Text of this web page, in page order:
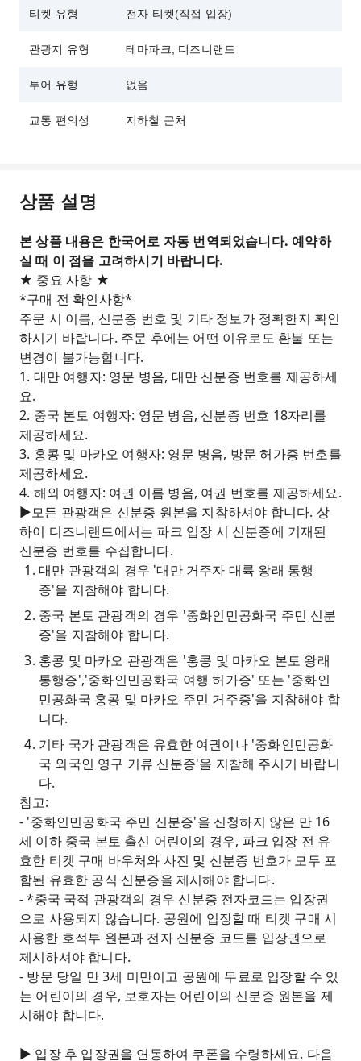
티켓 유형 전자 티켓(직접 입장)
관광지 유형 테마파크, 디즈니랜드
투어 유형 없음
교통 편의성 지하철 근처
상품 설명
본 상품 내용은 한국어로 자동 번역되었습니다. 예약하
실 때 이 점을 고려하시기 바랍니다.
★ 중요 사항 ★
*구매 전 확인사항*
주문 시 이름, 신분증 번호 및 기타 정보가 정확한지 확인
하시기 바랍니다. 주문 후에는 어떤 이유로도 환불 또는
변경이 불가능합니다.
1. 대만 여행자: 영문 병음, 대만 신분증 번호를 제공하세
요.
2. 중국 본토 여행자: 영문 병음, 신분증 번호 18자리를
제공하세요.
3. 홍콩 및 마카오 여행자: 영문 병음, 방문 허가증 번호를
제공하세요.
4. 해외 여행자: 여권 이름 병음, 여권 번호를 제공하세요.
▶모든 관광객은 신분증 원본을 지참하셔야 합니다. 상
하이 디즈니랜드에서는 파크 입장 시 신분증에 기재된
신분증 번호를 수집합니다.
대만 관광객의 경우 '대만 거주자 대륙 왕래 통행
증'을 지참해야 합니다.
중국 본토 관광객의 경우 '중화인민공화국 주민 신분
증'을 지참해야 합니다.
홍콩 및 마카오 관광객은 '홍콩 및 마카오 본토 왕래
통행증','중화인민공화국 여행 허가증' 또는 '중화인
민공화국 홍콩 및 마카오 주민 거주증'을 지참해야 합
니다.
기타 국가 관광객은 유효한 여권이나 '중화인민공화
국 외국인 영구 거류 신분증'을 지참해 주시기 바랍니
다.
참고:
- '중화인민공화국 주민 신분증'을 신청하지 않은 만 16
세 이하 중국 본토 출신 어린이의 경우, 파크 입장 전 유
효한 티켓 구매 바우처와 사진 및 신분증 번호가 모두 포
함된 유효한 공식 신분증을 제시해야 합니다.
- *중국 국적 관광객의 경우 신분증 전자코드는 입장권
으로 사용되지 않습니다. 공원에 입장할 때 티켓 구매 시
사용한 호적부 원본과 전자 신분증 코드를 입장권으로
제시하셔야 합니다.
- 방문 당일 만 3세 미만이고 공원에 무료로 입장할 수 있
는 어린이의 경우, 보호자는 어린이의 신분증 원본을 제
시해야 합니다.
▶ 입장 후 입장권을 연동하여 쿠폰을 수령하세요. 다음